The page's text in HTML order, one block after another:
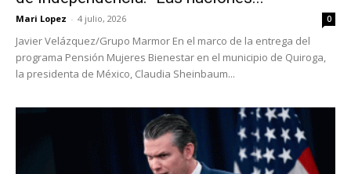
Mari Lopez - 4 julio, 2026 0
Javier Velázquez/Grupo Marmor En el marco de la entrega del
programa Pensión Mujeres Bienestar en el municipio de Quiroga,
la presidenta de México, Claudia Sheinbaum...